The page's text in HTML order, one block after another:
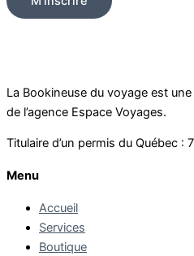
La Bookineuse du voyage est
de l’agence Espace Voyages.
Titulaire d’un permis du Québec :
Menu
Accueil
Services
Boutique